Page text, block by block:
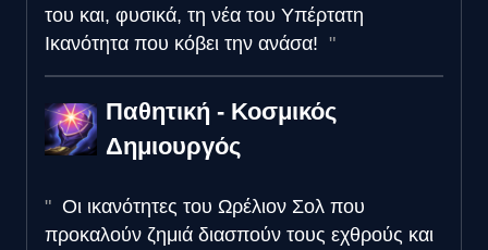
του και, φυσικά, τη νέα του Υπέρτατη
Ικανότητα που κόβει την ανάσα!
Παθητική - Κοσμικός
Δημιουργός
Οι ικανότητες του Ωρέλιον Σολ που
προκαλούν ζημιά διασπούν τους εχθρούς και